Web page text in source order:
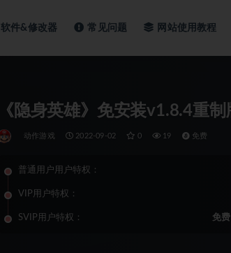
软件&修改器 常见问题 网站使用教程
《隐身英雄》免安装v1.8.4重
动作游戏 2022-09-02 0 19 免费
普通用户用户特权：
VIP用户特权：
SVIP用户特权： 免费